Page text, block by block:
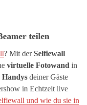
teilen
? Mit derSelfiewall
virtuelle Fotowand in
Handys deiner Gäste
in Echtzeit live
und wie du sie in